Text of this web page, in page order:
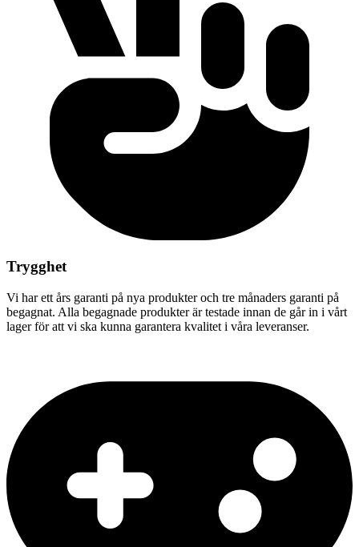
Trygghet
Vi har ett års garanti på nya produkter och tre månaders garanti på
begagnat. Alla begagnade produkter är testade innan de går in i vårt
lager för att vi ska kunna garantera kvalitet i våra leveranser.